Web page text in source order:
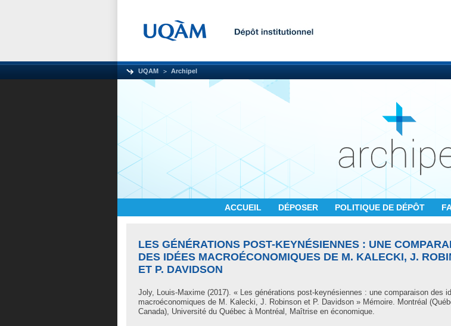
UQAM Archipel
ACCUEIL DÉPOSER POLITIQUE DE DÉPÔT
LES GÉNÉRATIONS POST-KEYNÉSIENNES : UNE
DES IDÉES MACROÉCONOMIQUES DE M. KALECKI, J.
ET P. DAVIDSON
Joly, Louis-Maxime (2017). « Les générations post-keynésiennes : une comparaison des
macroéconomiques de M. Kalecki, J. Robinson et P. Davidson » Mémoire. Montréal
Canada), Université du Québec à Montréal, Maîtrise en économique.